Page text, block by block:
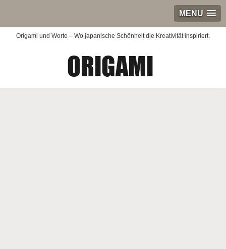
MENU
Origami und Worte – Wo japanische Schönheit die Kreativität inspiriert.